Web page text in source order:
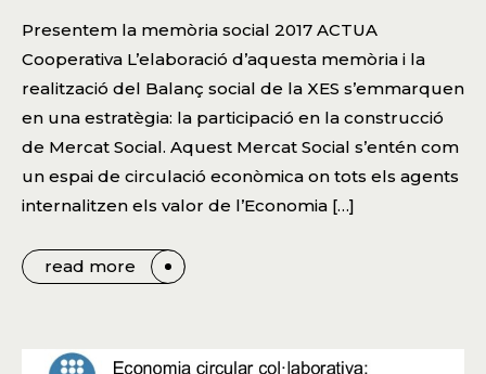
Presentem la memòria social 2017 ACTUA
Cooperativa L’elaboració d’aquesta memòria i la
realització del Balanç social de la XES s’emmarquen
en una estratègia: la participació en la construcció
de Mercat Social. Aquest Mercat Social s’entén com
un espai de circulació econòmica on tots els agents
internalitzen els valor de l’Economia […]
read more